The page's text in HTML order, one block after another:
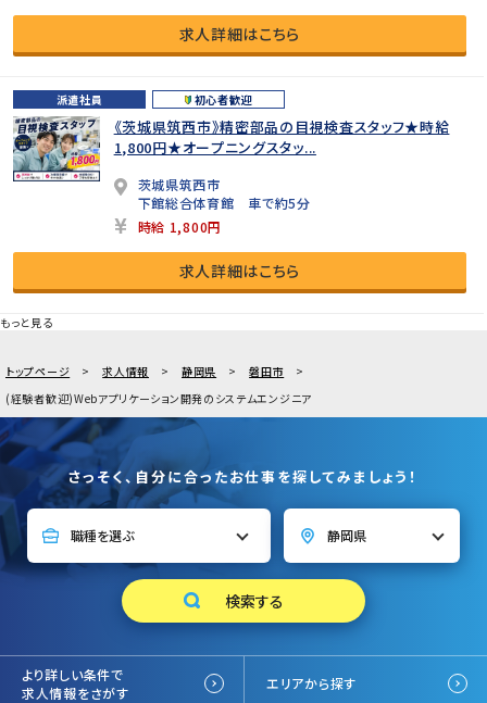
求人詳細はこちら
派遣社員 初心者歓迎
《茨城県筑西市》精密部品の目視検査スタッフ★時給
1,800円★オープニングスタッ...
茨城県筑西市
下館総合体育館 車で約5分
時給 1,800円
求人詳細はこちら
もっと見る
トップページ 求人情報 静岡県
磐田市
(経験者歓迎)Webアプリケーション開発のシステムエンジニア
さっそく、自分に合ったお仕事を探してみましょう！
より詳しい条件で
求人情報をさがす
エリアから探す